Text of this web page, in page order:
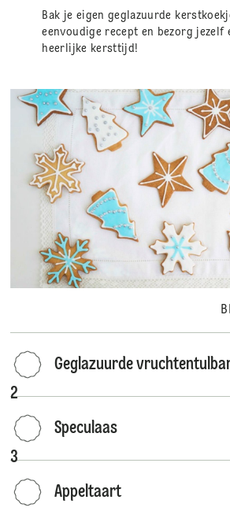
Bak je eigen geglazuurde
eenvoudige recept en bezorg jezelf
heerlijke kersttijd!
2
Geglazuurde
3
Speculaas
Appeltaart